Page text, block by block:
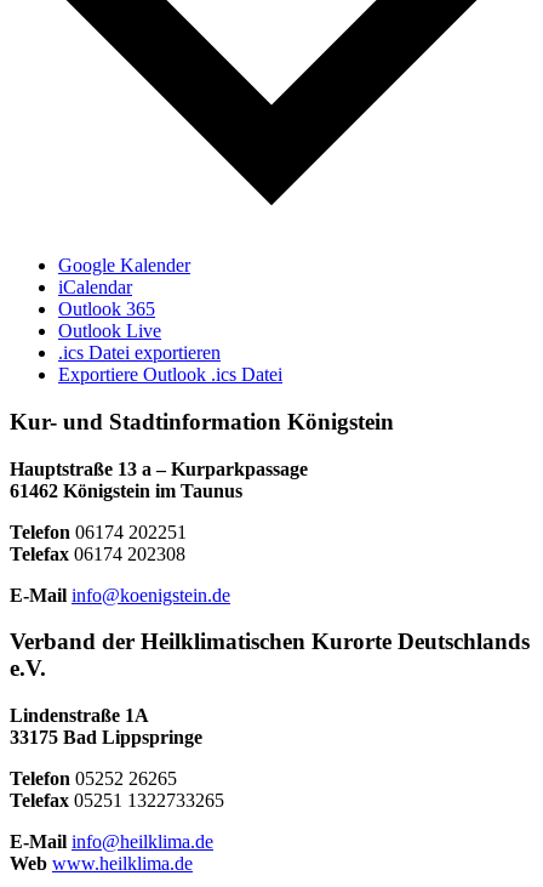
Google Kalender
iCalendar
Outlook 365
Outlook Live
.ics Datei exportieren
Exportiere Outlook .ics Datei
Kur- und Stadtinformation Königstein
Hauptstraße 13 a – Kurparkpassage
61462 Königstein im Taunus
Telefon 06174 202251
Telefax 06174 202308
E-Mail info@koenigstein.de
Verband der Heilklimatischen Kurorte Deutschlands
e.V.
Lindenstraße 1A
33175 Bad Lippspringe
Telefon 05252 26265
Telefax 05251 1322733265
E-Mail info@heilklima.de
Web www.heilklima.de